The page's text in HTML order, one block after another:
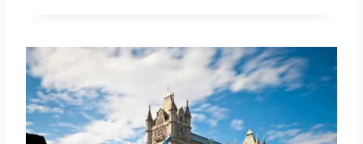
O
A
N